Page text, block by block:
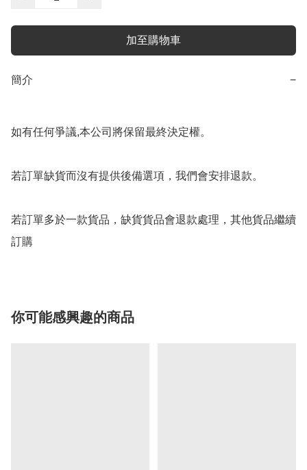
加至購物車
簡介 −
如有任何爭議,本公司將保留最終決定權。
若訂單缺貨而沒有提供後備選項，我們會安排退款。
若訂單多於一款貨品，缺貨貨品會退款處理，其他貨品繼續
你可能感興趣的商品